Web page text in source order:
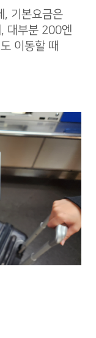
, 기본요금은
대부분 200엔
이동할 때